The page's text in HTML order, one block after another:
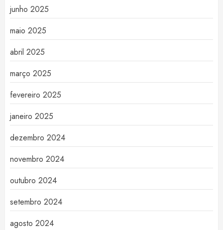
junho 2025
maio 2025
abril 2025
março 2025
fevereiro 2025
janeiro 2025
dezembro 2024
novembro 2024
outubro 2024
setembro 2024
agosto 2024